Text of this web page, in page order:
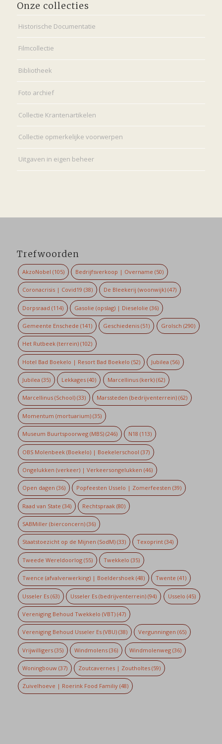
Onze collecties
Historische Documentatie
Filmcollectie
Bibliotheek
Foto archief
Collectie Krantenartikelen
Collectie opmerkelijke voorwerpen
Uitgaven in eigen beheer
Trefwoorden
AkzoNobel (105) Bedrijfsverkoop | Overname (50)
Coronacrisis | Covid19 (38) De Bleekerij (woonwijk) (47)
Dorpsraad (114) Gasolie (opslag) | Dieselolie (36)
Gemeente Enschede (141) Geschiedenis (51) Grolsch (290)
Het Rutbeek (terrein)(102)
Hotel Bad Boekelo | Resort Bad Boekelo (52) Jubilea (56)
Jubilea (35) Lekkages (40) Marcellinus (kerk)(62)
Marcellinus (School)(33) Marssteden (bedrijventerrein) (62)
Momentum (mortuarium)(35)
Museum Buurtspoorweg (MBS)(246) N18 (113)
OBS Molenbeek (Boekelo) | Boekelerschool (37)
Ongelukken (verkeer) | Verkeersongelukken (46)
Open dagen (36) Popfeesten Usselo | Zomerfeesten (39)
Raad van State (34) Rechtspraak (80)
SABMiller (bierconcern)(36)
Staatstoezicht op de Mijnen (SodM)(33) Texoprint (34)
Tweede Wereldoorlog(55) Twekkelo (35)
Twence (afvalverwerking) | Boeldershoek(48) Twente (41)
Usseler Es(63) Usseler Es (bedrijventerrein) (94) Usselo (45)
Vereniging Behoud Twekkelo (VBT)(47)
Vereniging Behoud Usseler Es (VBU)(38) Vergunningen (65)
Vrijwilligers(35) Windmolens (36) Windmolenweg(36)
Woningbouw(37) Zoutcavernes | Zoutholtes (59)
Zuivelhoeve | Roerink Food Familiy(48)